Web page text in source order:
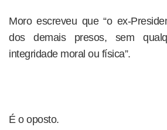
Moro escreveu que “o ex-
dos demais presos, sem
integridade moral ou física”.
É o oposto.